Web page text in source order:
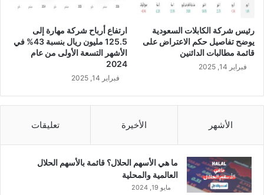
م
2
م
ا
ر
رئيس شركة الكابلات السعودية
يوضح تفاصيل حكم الاعتراض على
قائمة مطالبات الدائنين
فبراير 14, 2025
ارتفاع أرباح شركة مهارة إلى
125.5 مليون ريال بنسبة 43% في
الأشهر التسعة الأولى من عام
2024
فبراير 14, 2025
الأشهر الأخيرة تعليقات
ما هي الأسهم الحلال؟ قائمة بالأسهم الحلال
العالمية والمحلية
مايو 19, 2024